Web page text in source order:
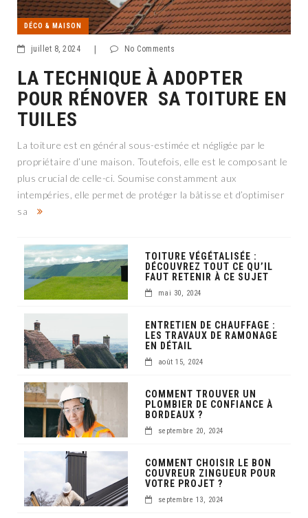
DÉCO & MAISON
juillet 8, 2024 No Comments
LA TECHNIQUE À ADOPTER
POUR RÉNOVER SA TOITURE EN
TUILES
La toiture est en général sous-estimée et négligée par le
propriétaire d’une maison. Toutefois, elle est le composant le
plus crucial de celle-ci. Soumise constamment aux
intempéries, elle permet de protéger la bâtisse et d’optimiser
sa
TOITURE VÉGÉTALISÉE :
DÉCOUVREZ TOUT CE QU’IL
FAUT RETENIR À CE SUJET
mai 30, 2024
ENTRETIEN DE CHAUFFAGE :
LES TRAVAUX DE RAMONAGE
EN DÉTAIL
août 15, 2024
COMMENT TROUVER UN
PLOMBIER DE CONFIANCE À
BORDEAUX ?
septembre 20, 2024
COMMENT CHOISIR LE BON
COUVREUR ZINGUEUR POUR
VOTRE PROJET ?
septembre 13, 2024